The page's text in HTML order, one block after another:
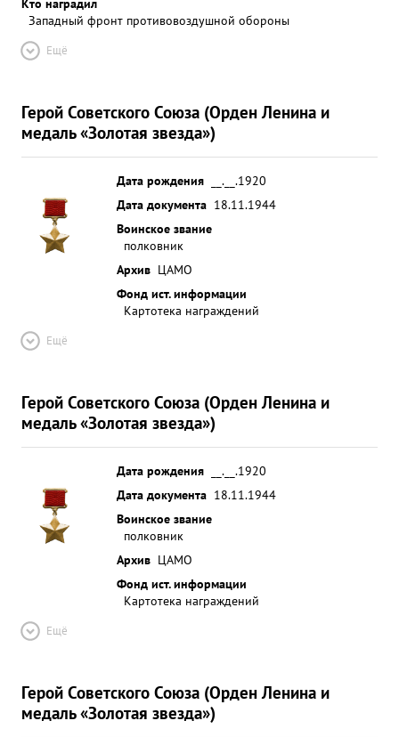
правительственной награды с присвоением
звания ГЕРОЙ СОВЕТСКОГО СОЮЗА" ...»
Западный фронт противовоздушной обороны
Ещё
Герой Советского Союза (Орден Ленина и
медаль «Золотая звезда»)
Дата рождения
__.__.1920
Дата документа 18.11.1944
Воинское звание
полковник
Архив ЦАМО
Фонд ист. информации
Картотека награждений
Ещё
Герой Советского Союза (Орден Ленина и
медаль «Золотая звезда»)
Дата рождения
__.__.1920
Дата документа 18.11.1944
Воинское звание
полковник
Архив ЦАМО
Фонд ист. информации
Картотека награждений
Ещё
Герой Советского Союза (Орден Ленина и
медаль «Золотая звезда»)